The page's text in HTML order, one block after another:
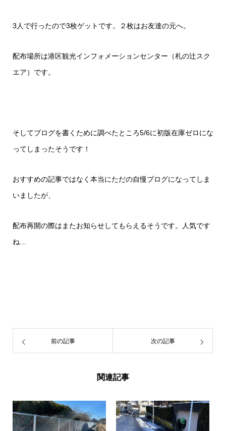
3人で行ったので3枚ゲットです。２枚はお友達の元へ。
配布場所は港区観光インフォメーションセンター（札の辻スク
エア） です。
そしてブログを書くために調べたところ5/6に初版在庫ゼロにな
ってしまったそうです！
おすすめの記事ではなく本当にただの自慢ブログになってしま
いましたが、
配布再開の際はまたお知らせしてもらえるそうです。人気です
ね…
前の記事 次の記事
関連記事